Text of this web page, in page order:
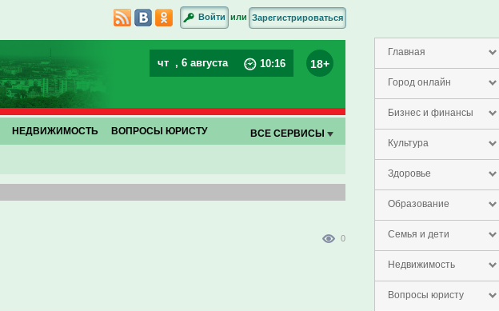
Главная
Город онлайн
Бизнес и финансы
Культура
Здоровье
Образование
Семья и дети
Недвижимость
Вопросы юристу
Войти или Зарегистрироваться
чт , 6 августа 10:16 18+
НЕДВИЖИМОСТЬ ВОПРОСЫ ЮРИСТУ ВСЕ СЕРВИСЫ
0